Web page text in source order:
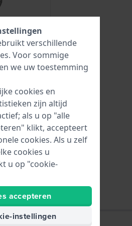
verschillende
. Voor sommige
we uw toestemming
cookies en
zijn altijd
als u op "alle
klikt, accepteert
cookies. Als u zelf
cookies u
u op "cookie-
accepteren
instellingen